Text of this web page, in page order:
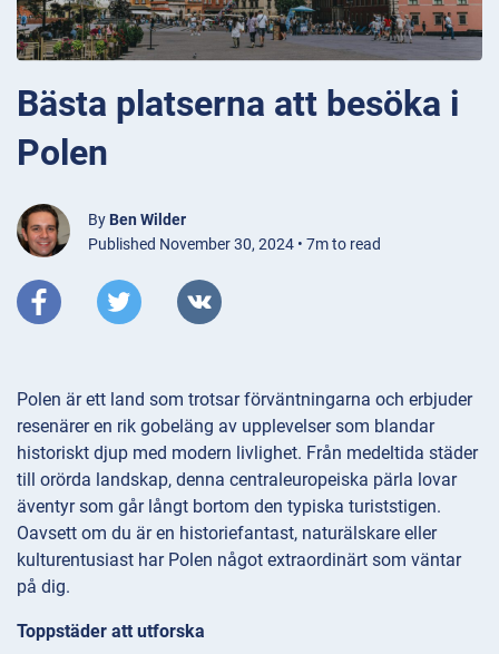
Bästa platserna att besöka i
Polen
By Ben Wilder
Published November 30, 2024 • 7m to read
Polen är ett land som trotsar förväntningarna och erbjuder
resenärer en rik gobeläng av upplevelser som blandar
historiskt djup med modern livlighet. Från medeltida städer
till orörda landskap, denna centraleuropeiska pärla lovar
äventyr som går långt bortom den typiska turiststigen.
Oavsett om du är en historiefantast, naturälskare eller
kulturentusiast har Polen något extraordinärt som väntar
på dig.
Toppstäder att utforska